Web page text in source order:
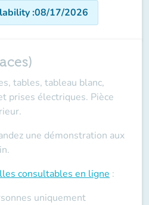
:08/17/2026
tables, tableau blanc,
prises électriques. Pièce
une démonstration aux
consultables en ligne :
uniquement